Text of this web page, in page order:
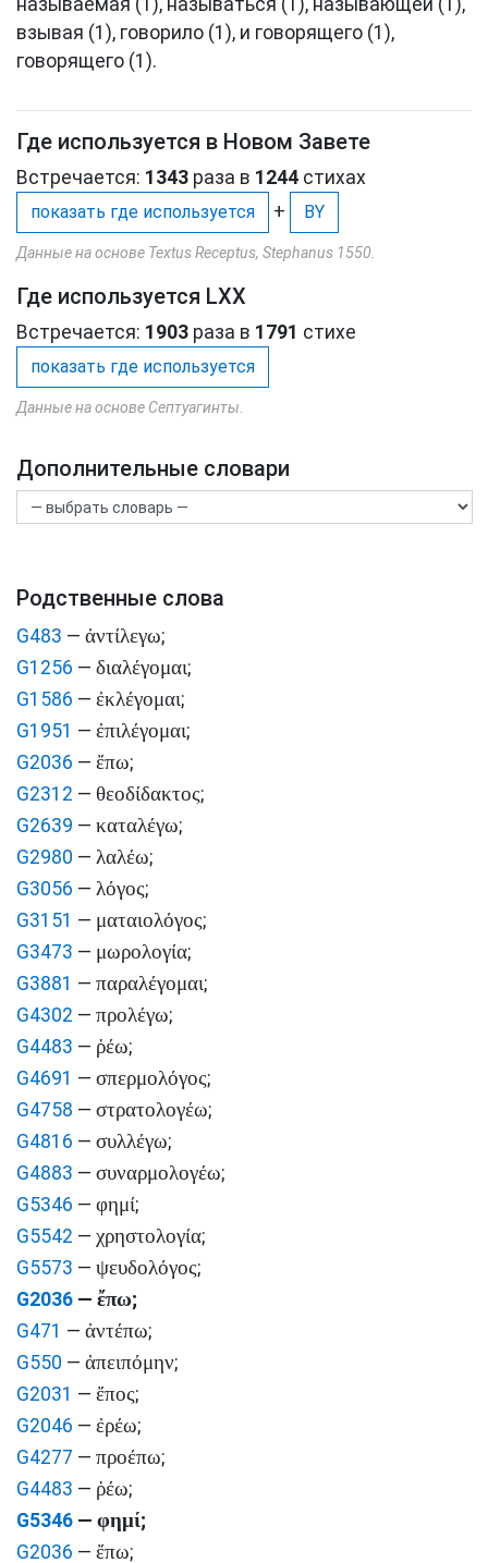
называемая (1), называться (1), называющей (1),
взывая (1), говорило (1), и говорящего (1),
говорящего (1).
Где используется в Новом Завете
Встречается: 1343 раза в 1244 стихах
показать где используется + BY
Данные на основе Textus Receptus, Stephanus 1550.
Где используется LXX
Встречается: 1903 раза в 1791 стихе
показать где используется
Данные на основе Септуагинты.
Дополнительные словари
Родственные слова
G483 — ἀντίλεγω;
G1256 — διαλέγομαι;
G1586 — ἐκλέγομαι;
G1951 — ἐπιλέγομαι;
G2036 — ἔπω;
G2312 — θεοδίδακτος;
G2639 — καταλέγω;
G2980 — λαλέω;
G3056 — λόγος;
G3151 — ματαιολόγος;
G3473 — μωρολογία;
G3881 — παραλέγομαι;
G4302 — προλέγω;
G4483 — ῥέω;
G4691 — σπερμολόγος;
G4758 — στρατολογέω;
G4816 — συλλέγω;
G4883 — συναρμολογέω;
G5346 — φημί;
G5542 — χρηστολογία;
G5573 — ψευδολόγος;
G2036 — ἔπω;
G471 — ἀντέπω;
G550 — ἀπειπόμην;
G2031 — ἔπος;
G2046 — ἐρέω;
G4277 — προέπω;
G4483 — ῥέω;
G5346 — φημί;
G2036 — ἔπω;